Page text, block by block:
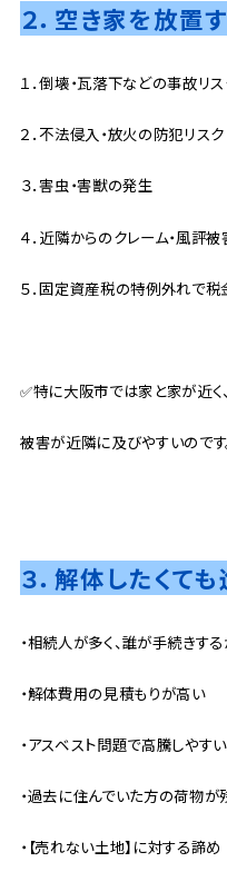
２．空き家を放置
１．倒壊・瓦落下などの事故リ
２．不法侵入・放火の防犯リスク
３．害虫・害獣の発生
４．近隣からのクレーム・風評被
５．固定資産税の特例外れで税
✅特に大阪市では家と家が近
被害が近隣に及びやすいのです
３．解体したくて
・相続人が多く、誰が手続きす
・解体費用の見積もりが高い
・アスベスト問題で高騰しやすい
・過去に住んでいた方の荷物
・【売れない土地】に対する諦め